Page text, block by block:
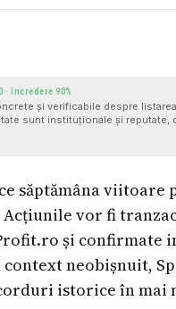
· încredere90%
și verificabile despre
sunt instituționale și reputate,
fără adjective
săptămâna
vor fi
și confirmate
neobișnuit,
istorice în mai